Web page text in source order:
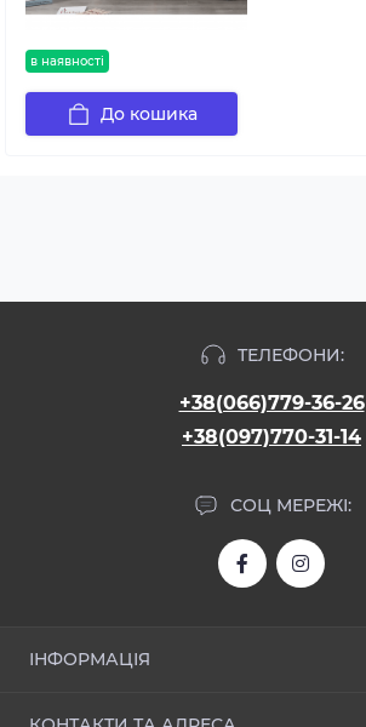
в наявності
До кошика
ТЕЛЕФОНИ:
+38(066)779-36-26
+38(097)770-31-14
СОЦ МЕРЕЖІ:
ІНФОРМАЦІЯ